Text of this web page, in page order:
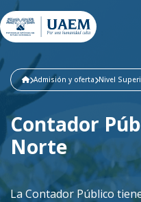
Admisión y oferta Nivel
Contador
Norte
La Contador Público